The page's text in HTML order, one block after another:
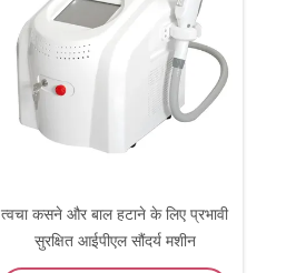
त्वचा कसने और बाल हटाने के लिए प्रभावी
सुरक्षित आईपीएल सौंदर्य मशीन